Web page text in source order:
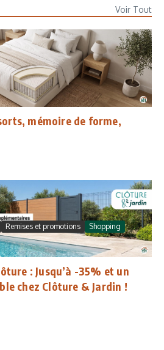
Voir Tout
mémoire de forme,
Remises et promotions
Shopping
: Jusqu’à -35% et un
chez Clôture & Jardin !